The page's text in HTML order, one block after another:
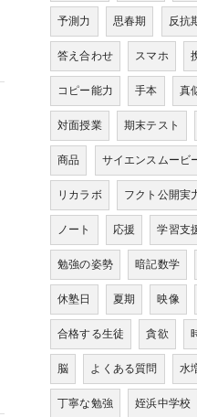
予測力
思春期 反抗
答え合わせ
スマホ
コピー能力
手本 真
対面授業
期末テスト
商品
サイエンスムービ
リカラボ
フクト公開実
ノート
応援 学習支
勉強の姿勢
暗記数学
休塾日
夏期 映像
合格する生徒
貪欲
脳
よくある質問 水
丁寧な勉強
姪浜中学校